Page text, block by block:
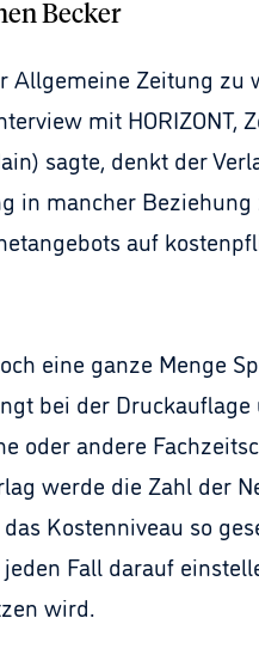
Becker
Zeitung zu
mit
sagte, denkt der
in mancher
auf
eine ganze Menge
bei der
andere
werde die Zahl der
Kostenniveau so
Fall darauf
wird.